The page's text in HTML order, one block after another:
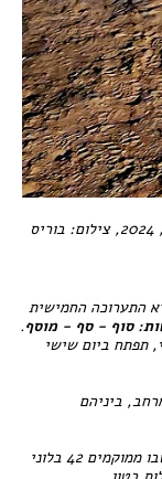
צילום: בוריס
התערוכה החמישית
סוף - סף - מוסף.
, תפתח ביום שישי
ביניהם
בעבודת הוידאו "בלונים" נראה מרחב חקלאי נטוש שבו ממוקמים 42 בלוני